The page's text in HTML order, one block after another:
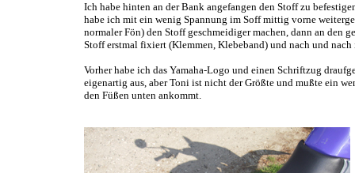
Ich habe hinten an der Bank angefangen den Stoff zu
habe ich mit ein wenig Spannung im Soff mittig vorne
normaler Fön) den Stoff geschmeidiger machen, dann an den
Stoff erstmal fixiert (Klemmen, Klebeband) und nach und
Vorher habe ich das Yamaha-Logo und einen Schriftzug
eigenartig aus, aber Toni ist nicht der Größte und mußte ein
den Füßen unten ankommt.